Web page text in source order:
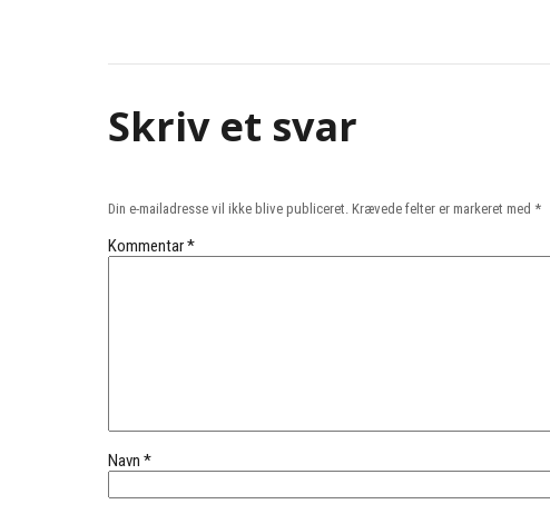
Skriv et svar
Din e-mailadresse vil ikke blive publiceret. Krævede felter er markeret med *
Kommentar*
Navn *